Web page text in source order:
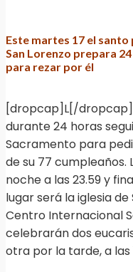
Este martes 17 el
San Lorenzo prepara
para rezar por él
[dropcap]L[/
durante 24 horas
Sacramento para
de su 77
noche a las 23.59 y
lugar será la iglesia de
Centro Internacional
celebrarán dos
otra por la tarde, a las